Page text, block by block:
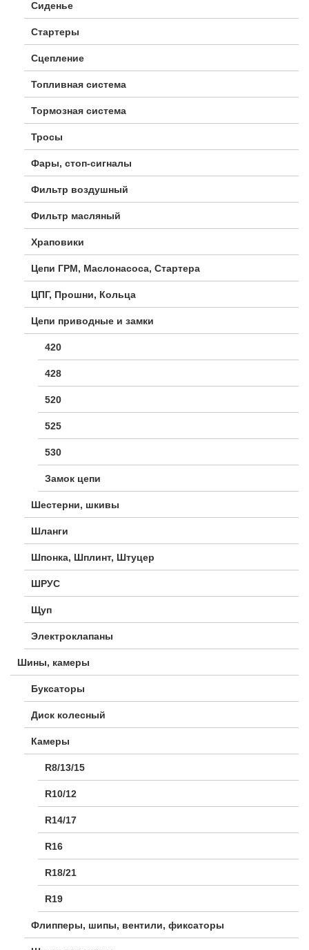
Сиденье
Стартеры
Сцепление
Топливная система
Тормозная система
Тросы
Фары, стоп-сигналы
Фильтр воздушный
Фильтр масляный
Храповики
Цепи ГРМ, Маслонасоса, Стартера
ЦПГ, Прошни, Кольца
Цепи приводные и замки
420
428
520
525
530
Замок цепи
Шестерни, шкивы
Шланги
Шпонка, Шплинт, Штуцер
ШРУС
Щуп
Электроклапаны
Шины, камеры
Буксаторы
Диск колесный
Камеры
R8/13/15
R10/12
R14/17
R16
R18/21
R19
Флипперы, шипы, вентили, фиксаторы